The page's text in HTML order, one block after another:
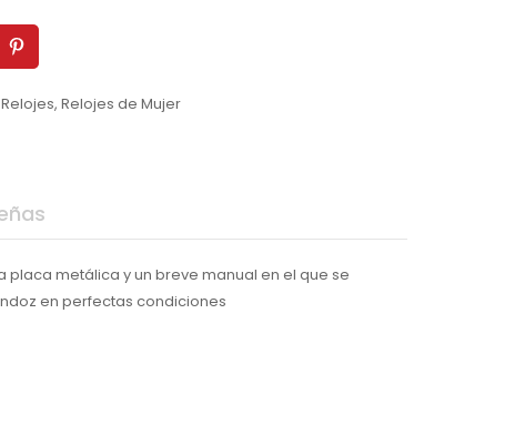
Relojes,Relojes de Mujer
metálica y un breve manual en el que se
en perfectas condiciones